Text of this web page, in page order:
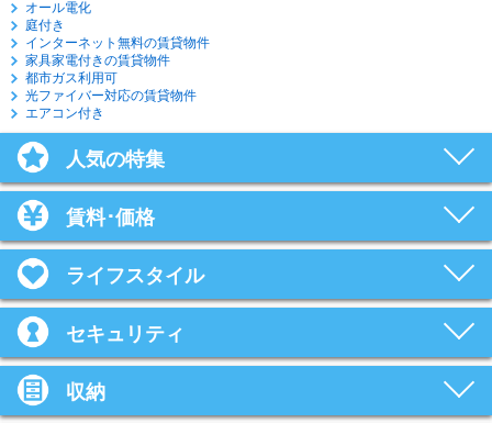
オール電化
庭付き
インターネット無料の賃貸物件
家具家電付きの賃貸物件
都市ガス利用可
光ファイバー対応の賃貸物件
エアコン付き
人気の特集
賃料･価格
ライフスタイル
セキュリティ
収納